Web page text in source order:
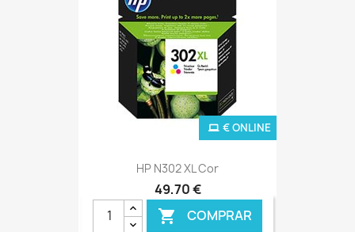
HP N302 XL Cor
49,70 €
 COMPRAR
€ ONLINE